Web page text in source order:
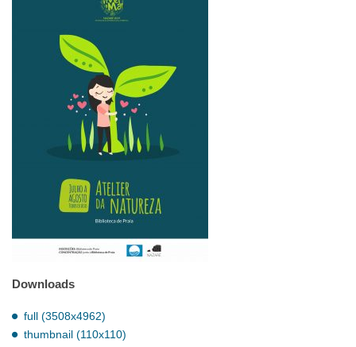
Downloads
full (3508x4962)
thumbnail (110x110)